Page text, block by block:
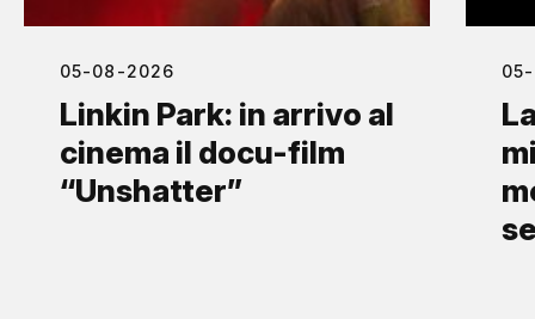
05-08-2026
Linkin Park: in arrivo al
cinema il docu-film
“Unshatter”